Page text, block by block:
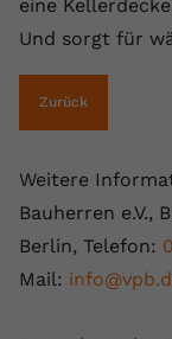
eine
Und sorgt für
Zurück
Weitere
Bauherren e.V.,
Berlin, Telefon:
Mail:
Zweck
Name
Laufzeit